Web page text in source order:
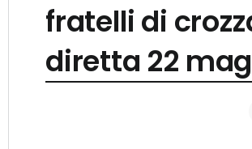
fratelli di
diretta 22